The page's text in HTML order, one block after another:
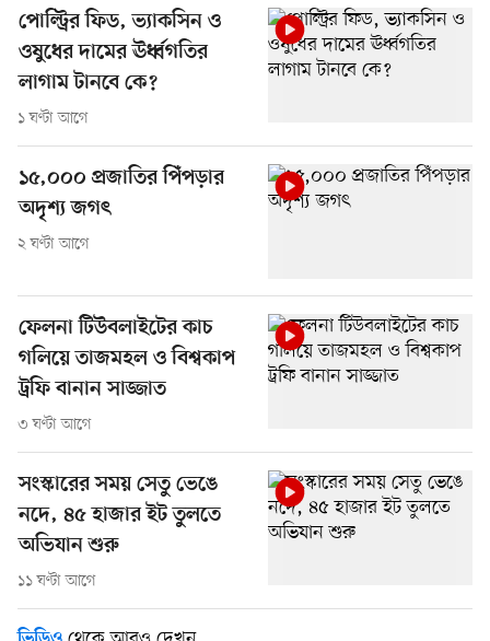
পোল্ট্রির ফিড, ভ্যাকসিন ও
ওষুধের দামের ঊর্ধ্বগতির
লাগাম টানবে কে?
১ ঘণ্টা আগে
১৫,০০০ প্রজাতির পিঁপড়ার
অদৃশ্য জগৎ
২ ঘণ্টা আগে
ফেলনা টিউবলাইটের কাচ
গলিয়ে তাজমহল ও বিশ্বকাপ
ট্রফি বানান সাজ্জাত
৩ ঘণ্টা আগে
সংস্কারের সময় সেতু ভেঙে
নদে, ৪৫ হাজার ইট তুলতে
অভিযান শুরু
১১ ঘণ্টা আগে